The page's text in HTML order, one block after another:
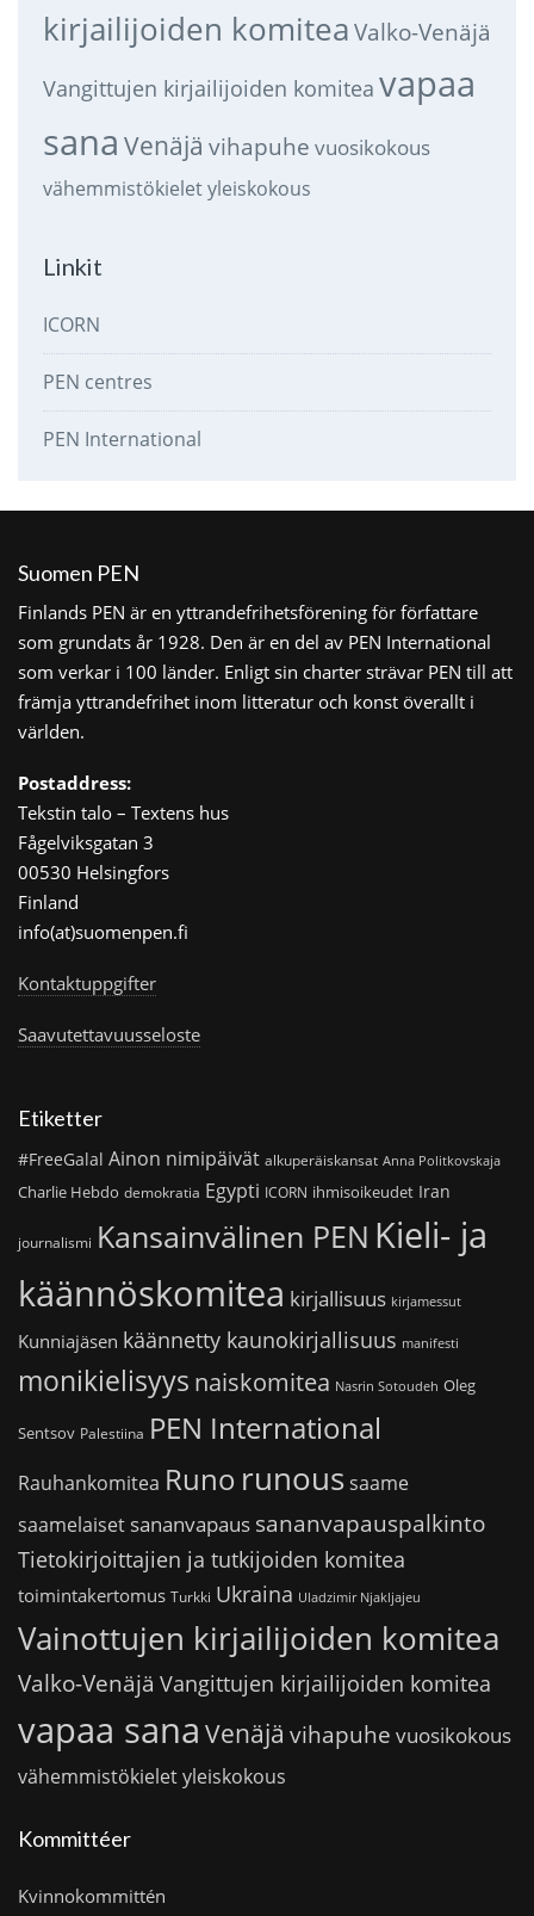
kirjailijoiden komitea Valko-Venäjä
Vangittujen kirjailijoiden komitea vapaa
sana Venäjä vihapuhe vuosikokous
vähemmistökieletyleiskokous
Linkit
ICORN
PEN centres
PEN International
Suomen PEN
Finlands PEN är en yttrandefrihetsförening för författare
som grundats år 1928. Den är en del av PEN International
som verkar i 100 länder. Enligt sin charter strävar PEN till att
främja yttrandefrihet inom litteratur och konst överallt i
världen.
Postaddress:
Tekstin talo – Textens hus
Fågelviksgatan 3
00530 Helsingfors
Finland
info(at)suomenpen.fi
Kontaktuppgifter
Saavutettavuusseloste
Etiketter
#FreeGalal Ainon nimipäivät alkuperäiskansat Anna Politkovskaja
Charlie Hebdo demokratia Egypti ICORN ihmisoikeudet Iran
journalismi Kansainvälinen PEN Kieli- ja
käännöskomitea kirjallisuus kirjamessut
Kunniajäsen käännetty kaunokirjallisuus manifesti
monikielisyys naiskomitea Nasrin Sotoudeh Oleg
Sentsov Palestiina PEN International
Rauhankomitea Runo runoussaame
saamelaiset sananvapaus sananvapauspalkinto
Tietokirjoittajien ja tutkijoiden komitea
toimintakertomus Turkki Ukraina Uladzimir Njakljajeu
Vainottujen kirjailijoiden komitea
Valko-Venäjä Vangittujen kirjailijoiden komitea
vapaa sana Venäjä vihapuhe vuosikokous
vähemmistökieletyleiskokous
Kommittéer
Kvinnokommittén